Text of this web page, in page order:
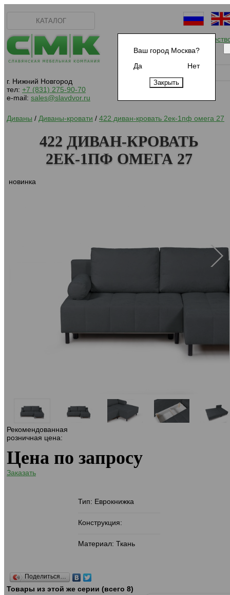
Ваш город Москва?
Да
Нет
КАТАЛОГ
г. Нижний Новгород
тел: +7 (831) 275-90-70
e-mail: sales@slavdvor.ru
Начать
Диваны / Диваны-кровати / 422 диван-кровать 2ек-1пф омега 27
Рекомендованная
розничная цена:
Цена по запросу
Заказать
Тип: Еврокнижка
Конструкция:
Материал: Ткань
Поделиться…
422 ДИВАН-КРОВАТЬ
2ЕК-1ПФ ОМЕГА 27
новинка
Товары из этой же серии (всего 8)